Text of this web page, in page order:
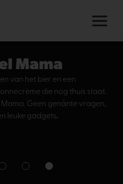
Mama
van het bier en een
die nog thuis staat.
Geen genânte vragen,
leuke gadgets.
2 3 4